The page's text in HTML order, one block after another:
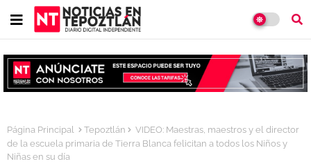
Página Principal Tepoztlán
VIDEO: Maestras, maestros y el director
de la escuela primaria de Tierra Blanca felicitan a todos los Niños y
Niñas en su día